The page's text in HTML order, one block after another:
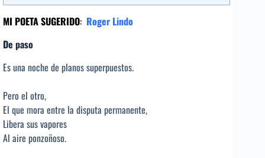
MI POETA SUGERIDO: Roger Lindo
De paso
Es una noche de planos superpuestos.
Pero el otro,
El que mora entre la disputa permanente,
Libera sus vapores
Al aire ponzoñoso.